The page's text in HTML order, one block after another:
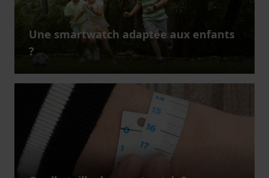
Une smartwatch adaptée aux enfants
?